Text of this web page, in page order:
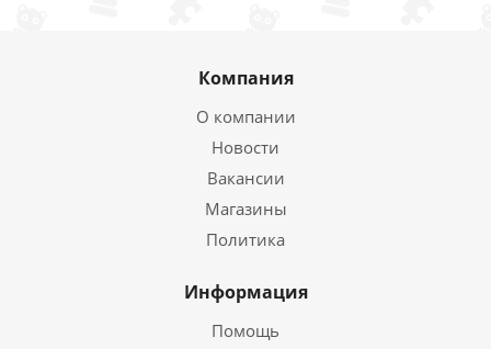
Компания
О компании
Новости
Вакансии
Магазины
Политика
Информация
Помощь